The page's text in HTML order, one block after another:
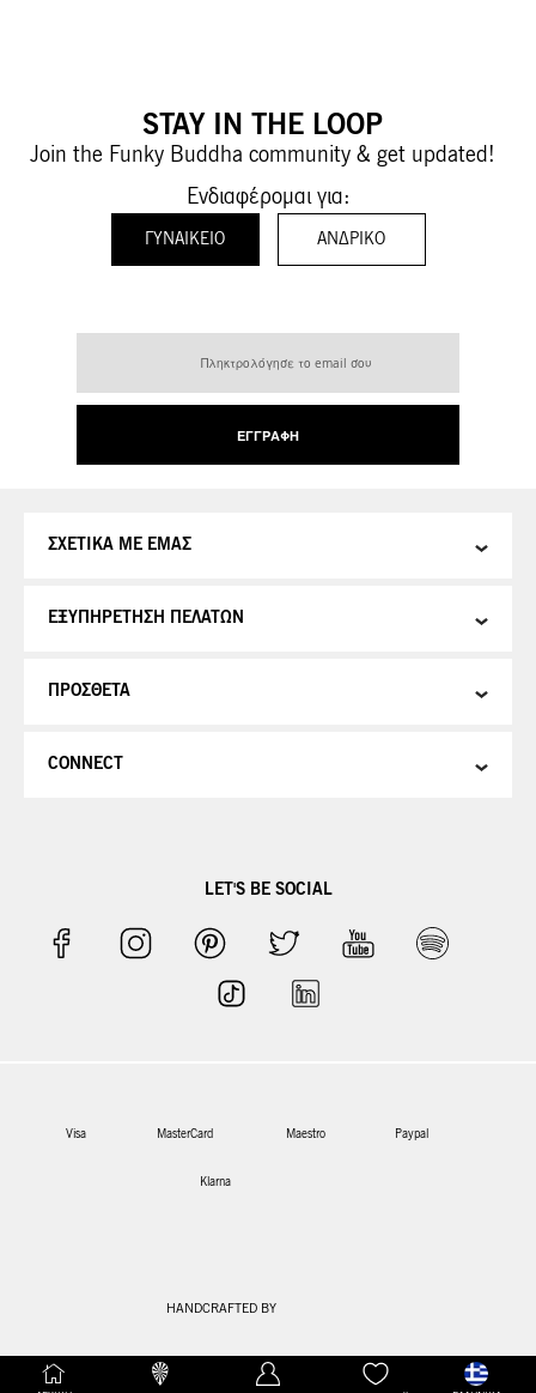
STAY IN THE LOOP
Join the Funky Buddha community & get updated!
Ενδιαφέρομαι για:
ΓΥΝΑΙΚΕΊΟ ΑΝΔΡΙΚΌ
Ενημερωτικό
ΕΓΓΡΑΦΉ
ΣΧΕΤΙΚΑ ΜΕ ΕΜΑΣ
ΕΞΥΠΗΡΕΤΗΣΗ ΠΕΛΑΤΩΝ
ΠΡΟΣΘΕΤΑ
CONNECT
LET'S BE SOCIAL
Visa MasterCard Maestro Paypal
Klarna
HANDCRAFTED BY